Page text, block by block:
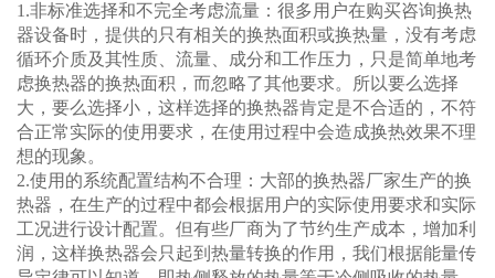
1.非标准选择和不完全考虑流量：很多用户在购买咨询换热
器设备时，提供的只有相关的换热面积或换热量，没有考虑
循环介质及其性质、流量、成分和工作压力，只是简单地考
虑换热器的换热面积，而忽略了其他要求。所以要么选择
大，要么选择小，这样选择的换热器肯定是不合适的，不符
合正常实际的使用要求，在使用过程中会造成换热效果不理
想的现象。
2.使用的系统配置结构不合理：大部的换热器厂家生产的换
热器，在生产的过程中都会根据用户的实际使用要求和实际
工况进行设计配置。但有些厂商为了节约生产成本，增加利
润，这样换热器会只起到热量转换的作用，我们根据能量传